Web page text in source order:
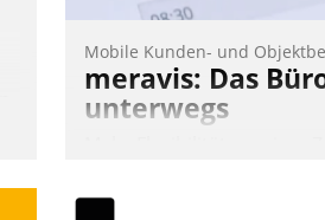
Mobile Kunden- und
meravis: Das
unterwegs
verspricht das aktuelle